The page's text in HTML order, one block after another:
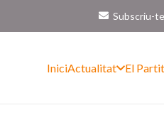
Subscriu-
IniciActualitat El